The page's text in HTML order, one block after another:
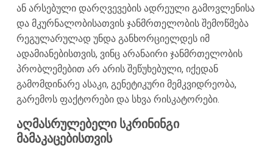
ან არსებული დარღვევების ადრეული გამოვლენისა
და მკურნალობისათვის ჯანმრთელობის შემოწმება
რეგულარულად უნდა განხორციელდეს იმ
ადამიანებისთვის, ვინც არანაირი ჯანმრთელობის
პრობლემებით არ არის შეწუხებული, იქედან
გამომდინარე ასაკი, გენეტიკური მემკვიდრეობა,
გარემოს ფაქტორები და სხვა რისკატორები.
აღმასრულებელი სკრინინგი
მამაკაცებისთვის